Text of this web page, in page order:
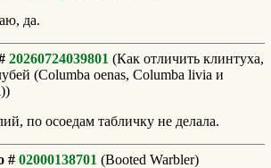
да.
20260724039801 (Как отличить клинтуха,
(Columba oenas, Columba livia и
по осоедам табличку не делала.
# 02000138701 (Booted Warbler)